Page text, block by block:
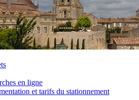
en ligne
et tarifs du stationnement